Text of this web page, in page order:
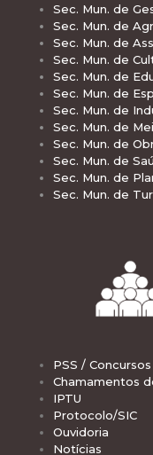
Sec. Mun. de
Sec. Mun. de
Sec. Mun. de
Sec. Mun. de
Sec. Mun. de
Sec. Mun. de
Sec. Mun. de
Sec. Mun. de
Sec. Mun. de
Sec. Mun. de
Sec. Mun. de
Sec. Mun. de
PSS /
Chamamentos
IPTU
Protocolo/SIC
Ouvidoria
Notícias